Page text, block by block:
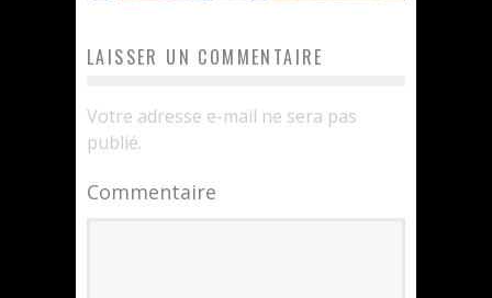
LAISSER UN COMMENTAIRE
Votre adresse e-mail ne sera pas
publié.
Commentaire